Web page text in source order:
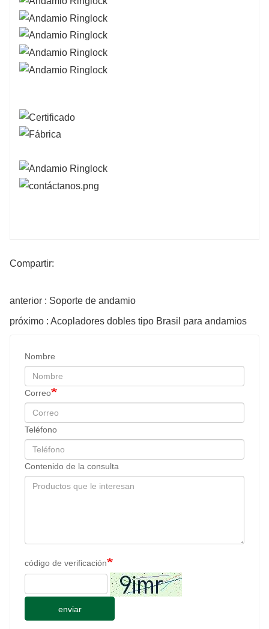
Compartir:
anterior : Soporte de andamio
próximo : Acopladores dobles tipo Brasil para andamios
Nombre
Correo
Teléfono
Contenido de la consulta
código de verificación
enviar